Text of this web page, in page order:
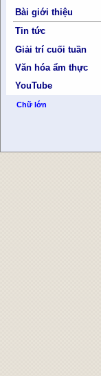
Bài giới thiệu
Tin tức
Giải trí cuối tuần
Văn hóa ẩm thực
YouTube
Chữ lớn